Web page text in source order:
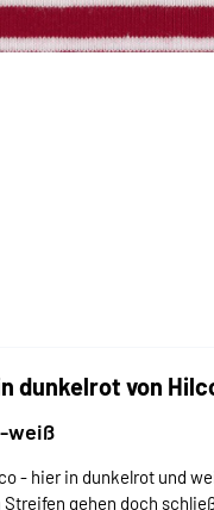
dunkelrot von
weiß
- hier in dunkelrot und
gehen doch